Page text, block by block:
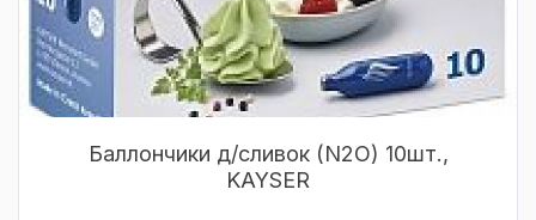
Баллончики д/сливок (N2O) 10шт.,
KAYSER